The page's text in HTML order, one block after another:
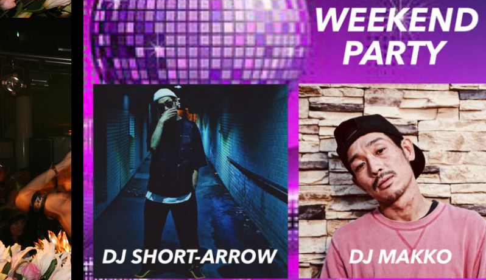
2022年1月8日(土) WEEKEND PARTY
2021年1月26日
club COCOA
コメントは受け付けていません
2022年1月8日(土) WEEKEND PARTY open 22:00 [DJ] DJ SHORT-ARROW
(MDS) DJ MAKKO (Growdust Steez) 入場料 \1000 (1ドリンク付) 問 […]
続きを読む